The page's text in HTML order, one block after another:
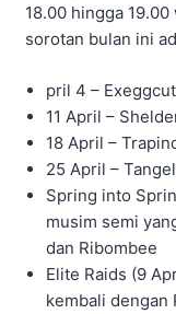
18.00 hingga
sorotan bulan ini
pril 4 –
11 April –
18 April –
25 April –
Spring into
musim semi
dan Ribombee
Elite Raids (9
kembali dengan